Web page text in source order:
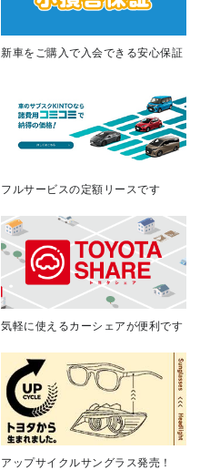
新車をご購入で入会できる安心保証
フルサービスの定額リースです
気軽に使えるカーシェアが便利です
アップサイクルサングラス発売！